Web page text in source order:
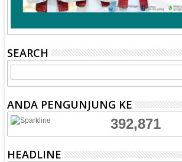
SEARCH
ANDA PENGUNJUNG KE
392,871
HEADLINE